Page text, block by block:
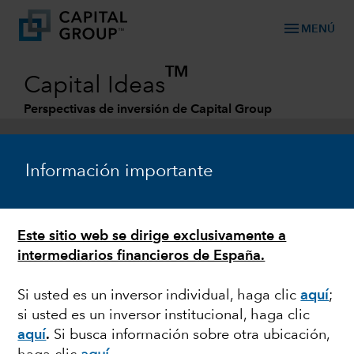
Información importante
Este sitio web se dirige exclusivamente a
intermediarios financieros de España.
Si usted es un inversor individual, haga clicaquí;
si usted es un inversor institucional, haga clic
aquí. Si busca información sobre otra ubicación,
menu MENÚ
Capital Ideas
TM
Perspectivas de inversión de Capital Group
AEROESPACIAL